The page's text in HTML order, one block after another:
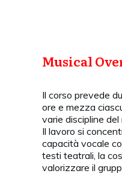
Musical
Il corso prevede
ore e mezza
varie discipline del
Il lavoro si
capacità vocale
testi teatrali, la
valorizzare il